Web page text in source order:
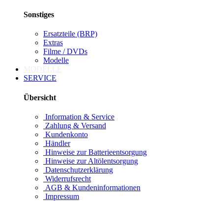
Sonstiges
Ersatzteile (BRP)
Extras
Filme / DVDs
Modelle
SERVICE
Übersicht
Information & Service
Zahlung & Versand
Kundenkonto
Händler
Hinweise zur Batterieentsorgung
Hinweise zur Altölentsorgung
Datenschutzerklärung
Widerrufsrecht
AGB & Kundeninformationen
Impressum